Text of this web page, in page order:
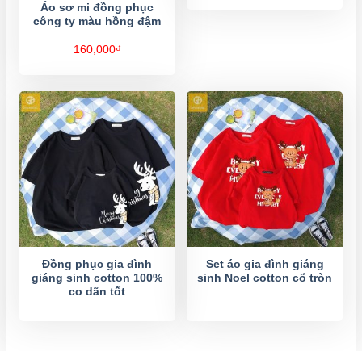
Áo sơ mi đồng phục
công ty màu hồng đậm
160,000₫
Đồng phục gia đình
giáng sinh cotton 100%
co dãn tốt
Set áo gia đình giáng
sinh Noel cotton cổ tròn